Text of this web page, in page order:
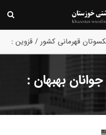
قهرمانی کشور / قزوین :
بهبهان :